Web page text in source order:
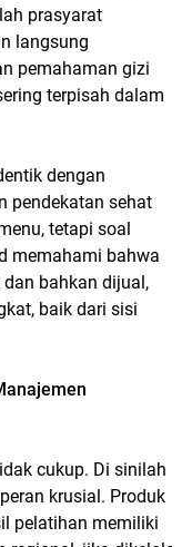
prasyarat
langsung
pemahaman gizi
terpisah dalam
dengan
pendekatan sehat
tetapi soal
memahami bahwa
bahkan dijual,
baik dari sisi
cukup. Di sinilah
krusial. Produk
pelatihan memiliki